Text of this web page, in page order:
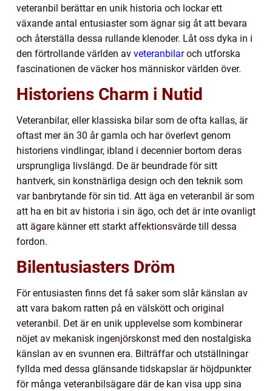
veteranbil berättar en unik historia och lockar ett
växande antal entusiaster som ägnar sig åt att bevara
och återställa dessa rullande klenoder. Låt oss dyka in i
den förtrollande världen av veteranbilaroch utforska
fascinationen de väcker hos människor världen över.
Historiens Charm i Nutid
Veteranbilar, eller klassiska bilar som de ofta kallas, är
oftast mer än 30 år gamla och har överlevt genom
historiens vindlingar, ibland i decennier bortom deras
ursprungliga livslängd. De är beundrade för sitt
hantverk, sin konstnärliga design och den teknik som
var banbrytande för sin tid. Att äga en veteranbil är som
att ha en bit av historia i sin ägo, och det är inte ovanligt
att ägare känner ett starkt affektionsvärde till dessa
fordon.
Bilentusiasters Dröm
För entusiasten finns det få saker som slår känslan av
att vara bakom ratten på en välskött och original
veteranbil. Det är en unik upplevelse som kombinerar
nöjet av mekanisk ingenjörskonst med den nostalgiska
känslan av en svunnen era. Bilträffar och utställningar
fyllda med dessa glänsande tidskapslar är höjdpunkter
för många veteranbilsägare där de kan visa upp sina